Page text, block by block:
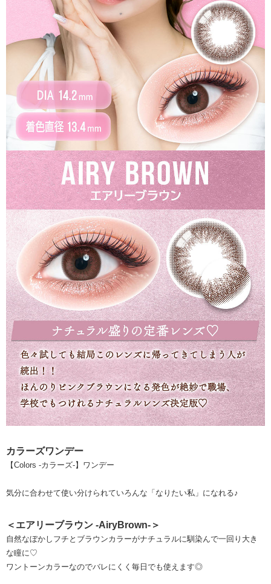
カラーズワンデー
【Colors -カラーズ-】ワンデー
気分に合わせて使い分けられていろんな「なりたい私」になれる♪
＜エアリーブラウン -AiryBrown-＞
自然なぼかしフチとブラウンカラーがナチュラルに馴染んで一回り大き
な瞳に♡
ワントーンカラーなのでバレにくく毎日でも使えます◎